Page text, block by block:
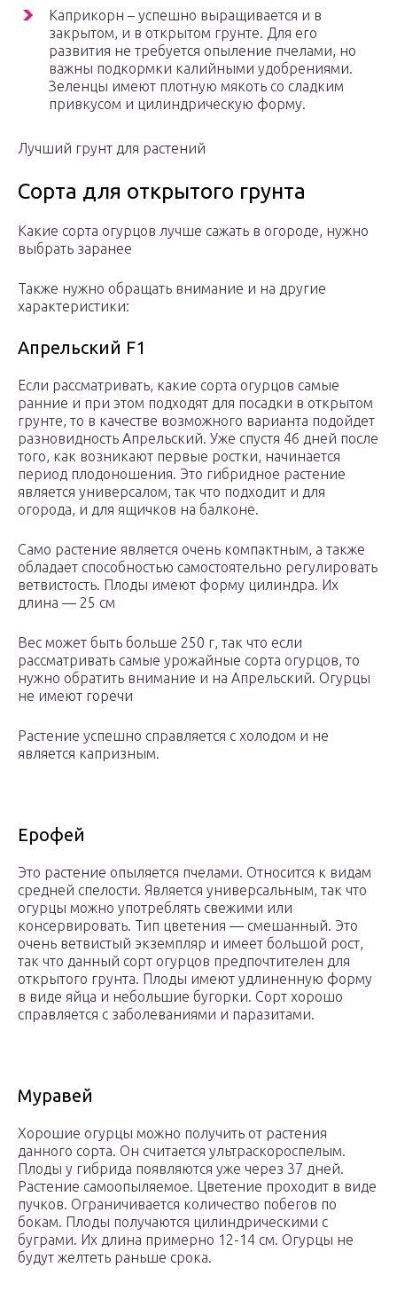
Каприкорн – успешно выращивается и в
закрытом, и в открытом грунте. Для его
развития не требуется опыление пчелами, но
важны подкормки калийными удобрениями.
Зеленцы имеют плотную мякоть со сладким
привкусом и цилиндрическую форму.
Лучший грунт для растений
Сорта для открытого грунта
Какие сорта огурцов лучше сажать в огороде, нужно
выбрать заранее
Также нужно обращать внимание и на другие
характеристики:
Апрельский F1
Если рассматривать, какие сорта огурцов самые
ранние и при этом подходят для посадки в открытом
грунте, то в качестве возможного варианта подойдет
разновидность Апрельский. Уже спустя 46 дней после
того, как возникают первые ростки, начинается
период плодоношения. Это гибридное растение
является универсалом, так что подходит и для
огорода, и для ящичков на балконе.
Само растение является очень компактным, а также
обладает способностью самостоятельно регулировать
ветвистость. Плоды имеют форму цилиндра. Их
длина — 25 см
Вес может быть больше 250 г, так что если
рассматривать самые урожайные сорта огурцов, то
нужно обратить внимание и на Апрельский. Огурцы
не имеют горечи
Растение успешно справляется с холодом и не
является капризным.
Ерофей
Это растение опыляется пчелами. Относится к видам
средней спелости. Является универсальным, так что
огурцы можно употреблять свежими или
консервировать. Тип цветения — смешанный. Это
очень ветвистый экземпляр и имеет большой рост,
так что данный сорт огурцов предпочтителен для
открытого грунта. Плоды имеют удлиненную форму
в виде яйца и небольшие бугорки. Сорт хорошо
справляется с заболеваниями и паразитами.
Муравей
Хорошие огурцы можно получить от растения
данного сорта. Он считается ультраскороспелым.
Плоды у гибрида появляются уже через 37 дней.
Растение самоопыляемое. Цветение проходит в виде
пучков. Ограничивается количество побегов по
бокам. Плоды получаются цилиндрическими с
буграми. Их длина примерно 12-14 см. Огурцы не
будут желтеть раньше срока.